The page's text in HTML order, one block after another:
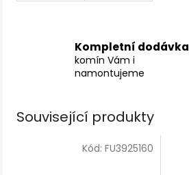
Kompletní dodávka
komín Vám i
namontujeme
Související produkty
Kód: FU3925160